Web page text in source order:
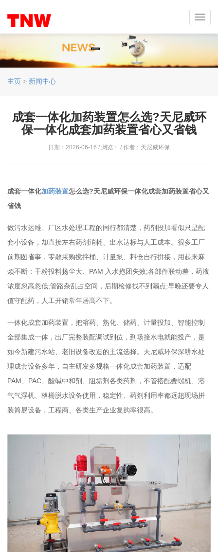
主页 > 新闻中心
成套一体化加药装置怎么选?天尼威环
保一体化成套加药装置省心又省钱
日期：2026-06-16 / 浏览： / 作者：天尼威环保
成套一体化加药装置怎么选?天尼威环保一体化成套加药装置省心又
省钱
做污水运维、厂区水处理工程的同行都清楚，药剂投加看似只是配
套小设备，却直接左右药剂消耗、出水达标与人工成本。很多工厂
前期图省事，零散采购搅拌桶、计量泵、料仓自行拼接，用起来麻
烦不断：干粉投料扬尘大、PAM 入水抱团失效;各部件联动差，药液
浓度忽高忽低;管路杂乱占空间，后期检修找不到漏点;早晚还要专人
值守配药，人工开销常年居高不下。
一体化成套加药装置，把溶药、熟化、储药、计量投加、智能控制
全部集成一体，出厂完整装配调试到位，到场接水电就能投产，是
如今新建污水站、老旧设备改造的主流选择。天尼威环保深耕水处
理成套设备多年，自主研发多规格一体化成套加药装置，适配
PAM、PAC、酸碱中和剂、阻垢剂各类药剂，不管搭配叠螺机、溶
气气浮机、格栅脱水设备使用，稳定性、药剂利用率都远超现场拼
装简易设备，工程商、各类生产企业复购率很高。